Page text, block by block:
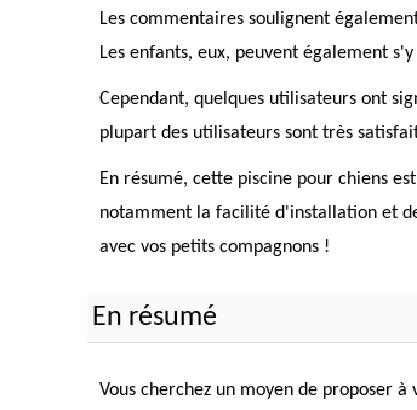
Les commentaires soulignent
Les enfants, eux, peuvent également
Cependant, quelques utilisateurs ont
plupart des utilisateurs sont très
En résumé, cette piscine pour chiens
notamment la facilité d'installation et
avec vos petits compagnons !
En résumé
Vous cherchez un moyen de proposer